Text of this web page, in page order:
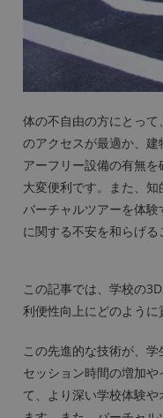
体の不自由の方にとっ
のアクセスが最適か、
アーフリー設備の有無
大変便利です。また、
バーチャルツアーを体
に関する不安を和らげる
この記事では、学校の
利便性向上にどのように
この先進的な技術が、学
セッション時間の増加
て、より深い学校体験